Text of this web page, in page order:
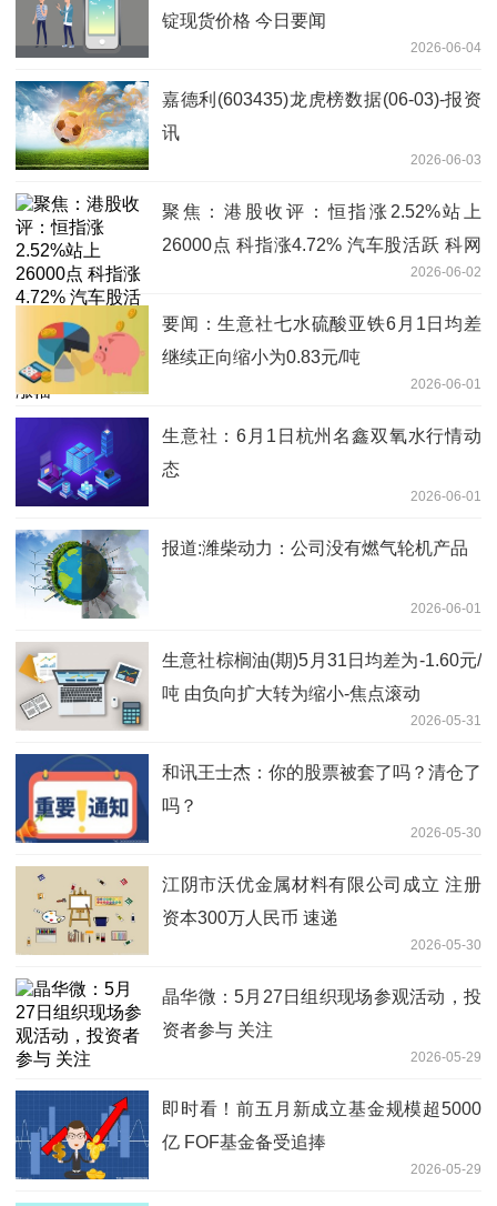
锭现货价格 今日要闻
2026-06-04
嘉德利(603435)龙虎榜数据(06-03)-报资
讯
2026-06-03
聚焦：港股收评：恒指涨2.52%站上
26000点 科指涨4.72% 汽车股活跃 科网
股集体大涨 腾讯涨超10%创5年最大单日
涨幅
2026-06-02
要闻：生意社七水硫酸亚铁6月1日均差
继续正向缩小为0.83元/吨
2026-06-01
生意社：6月1日杭州名鑫双氧水行情动
态
2026-06-01
报道:潍柴动力：公司没有燃气轮机产品
2026-06-01
生意社棕榈油(期)5月31日均差为-1.60元/
吨 由负向扩大转为缩小-焦点滚动
2026-05-31
和讯王士杰：你的股票被套了吗？清仓了
吗？
2026-05-30
江阴市沃优金属材料有限公司成立 注册
资本300万人民币 速递
2026-05-30
晶华微：5月27日组织现场参观活动，投
资者参与 关注
2026-05-29
即时看！前五月新成立基金规模超5000
亿 FOF基金备受追捧
2026-05-29